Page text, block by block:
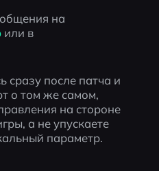
на
или в
сразу после патча и
о том же самом,
на стороне
а не упускаете
параметр.